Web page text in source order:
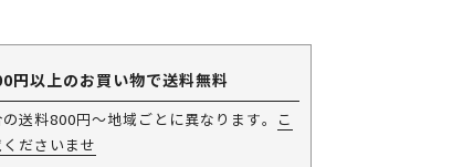
円以上のお買い物で送料無料
送料800円～地域ごとに異なります。
こ
ださいませ